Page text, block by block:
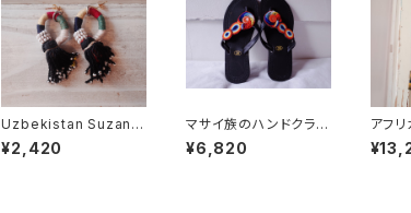
Uzbekistan Suzani
ピアス
¥2,420
マサイ族のハンドクラフ
トサンダル(本革) EU3
8/24cm
¥6,820
アフ
キュラ